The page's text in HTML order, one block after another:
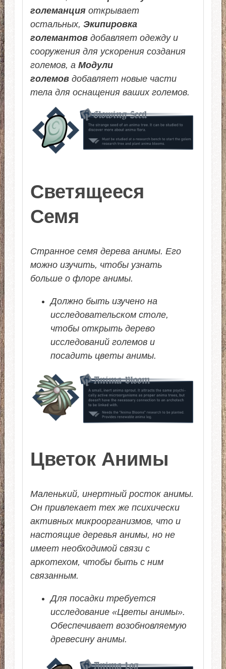
големанцияоткрывает
остальных, Экипировка
големантовдобавляет одежду и
сооружения для ускорения создания
големов, а Модули
големовдобавляет новые части
тела для оснащения ваших големов.
Светящееся
Семя
Странное семя дерева анимы. Его
можно изучить, чтобы узнать
больше о флоре анимы.
Должно быть изучено на
исследовательском столе,
чтобы открыть дерево
исследований големов и
посадить цветы анимы.
Цветок Анимы
Маленький, инертный росток анимы.
Он привлекает тех же психически
активных микроорганизмов, что и
настоящие деревья анимы, но не
имеет необходимой связи с
аркотехом, чтобы быть с ним
связанным.
Для посадки требуется
исследование «Цветы анимы».
Обеспечивает возобновляемую
древесину анимы.